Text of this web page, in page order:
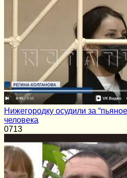
Нижегородку осудили за
человека
0713